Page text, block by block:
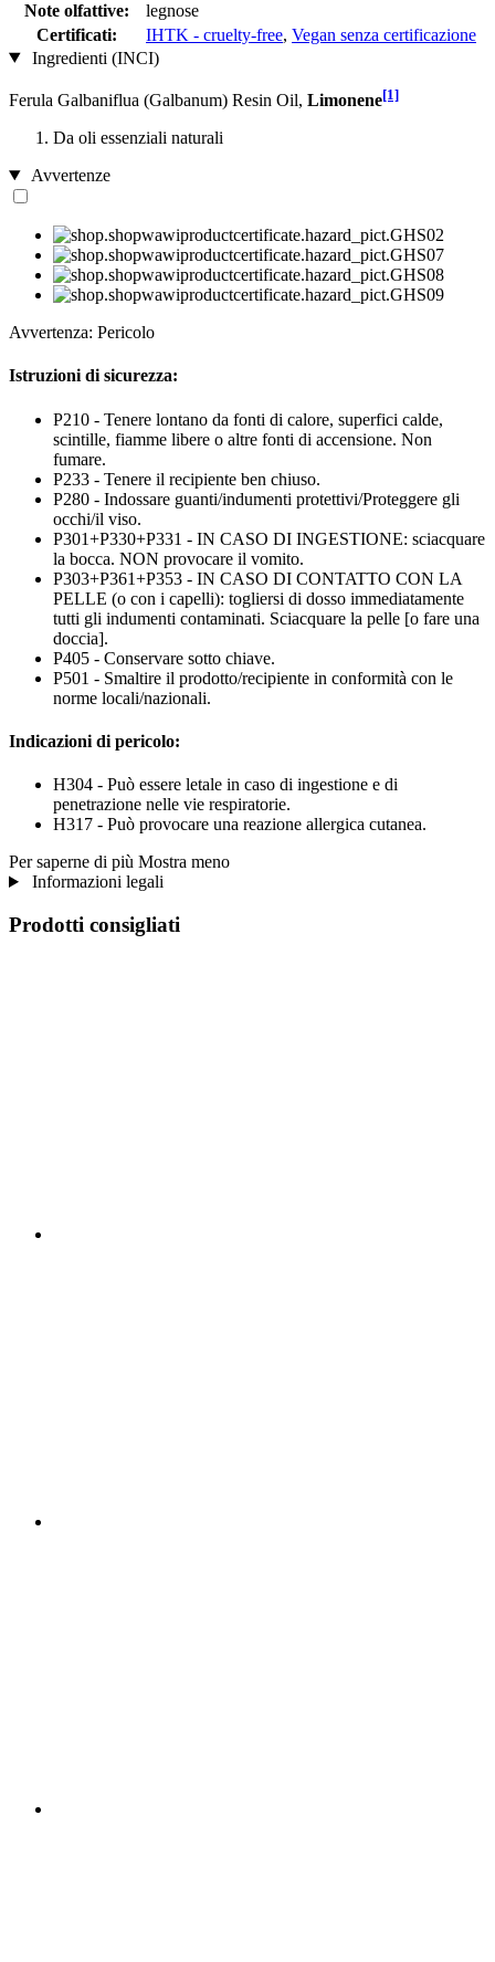
Note olfattive:
legnose
Certificati:
IHTK - cruelty-free, Vegan senza certificazione
Ingredienti (INCI)
Ferula Galbaniflua (Galbanum) Resin Oil, Limonene[1]
Da oli essenziali naturali
Avvertenze
Avvertenza: Pericolo
Istruzioni di sicurezza:
P210 - Tenere lontano da fonti di calore, superfici calde,
scintille, fiamme libere o altre fonti di accensione. Non
fumare.
P233 - Tenere il recipiente ben chiuso.
P280 - Indossare guanti/indumenti protettivi/Proteggere gli
occhi/il viso.
P301+P330+P331 - IN CASO DI INGESTIONE: sciacquare
la bocca. NON provocare il vomito.
P303+P361+P353 - IN CASO DI CONTATTO CON LA
PELLE (o con i capelli): togliersi di dosso immediatamente
tutti gli indumenti contaminati. Sciacquare la pelle [o fare una
doccia].
P405 - Conservare sotto chiave.
P501 - Smaltire il prodotto/recipiente in conformità con le
norme locali/nazionali.
Indicazioni di pericolo:
H304 - Può essere letale in caso di ingestione e di
penetrazione nelle vie respiratorie.
H317 - Può provocare una reazione allergica cutanea.
Per saperne di più Mostra meno
Informazioni legali
Prodotti consigliati